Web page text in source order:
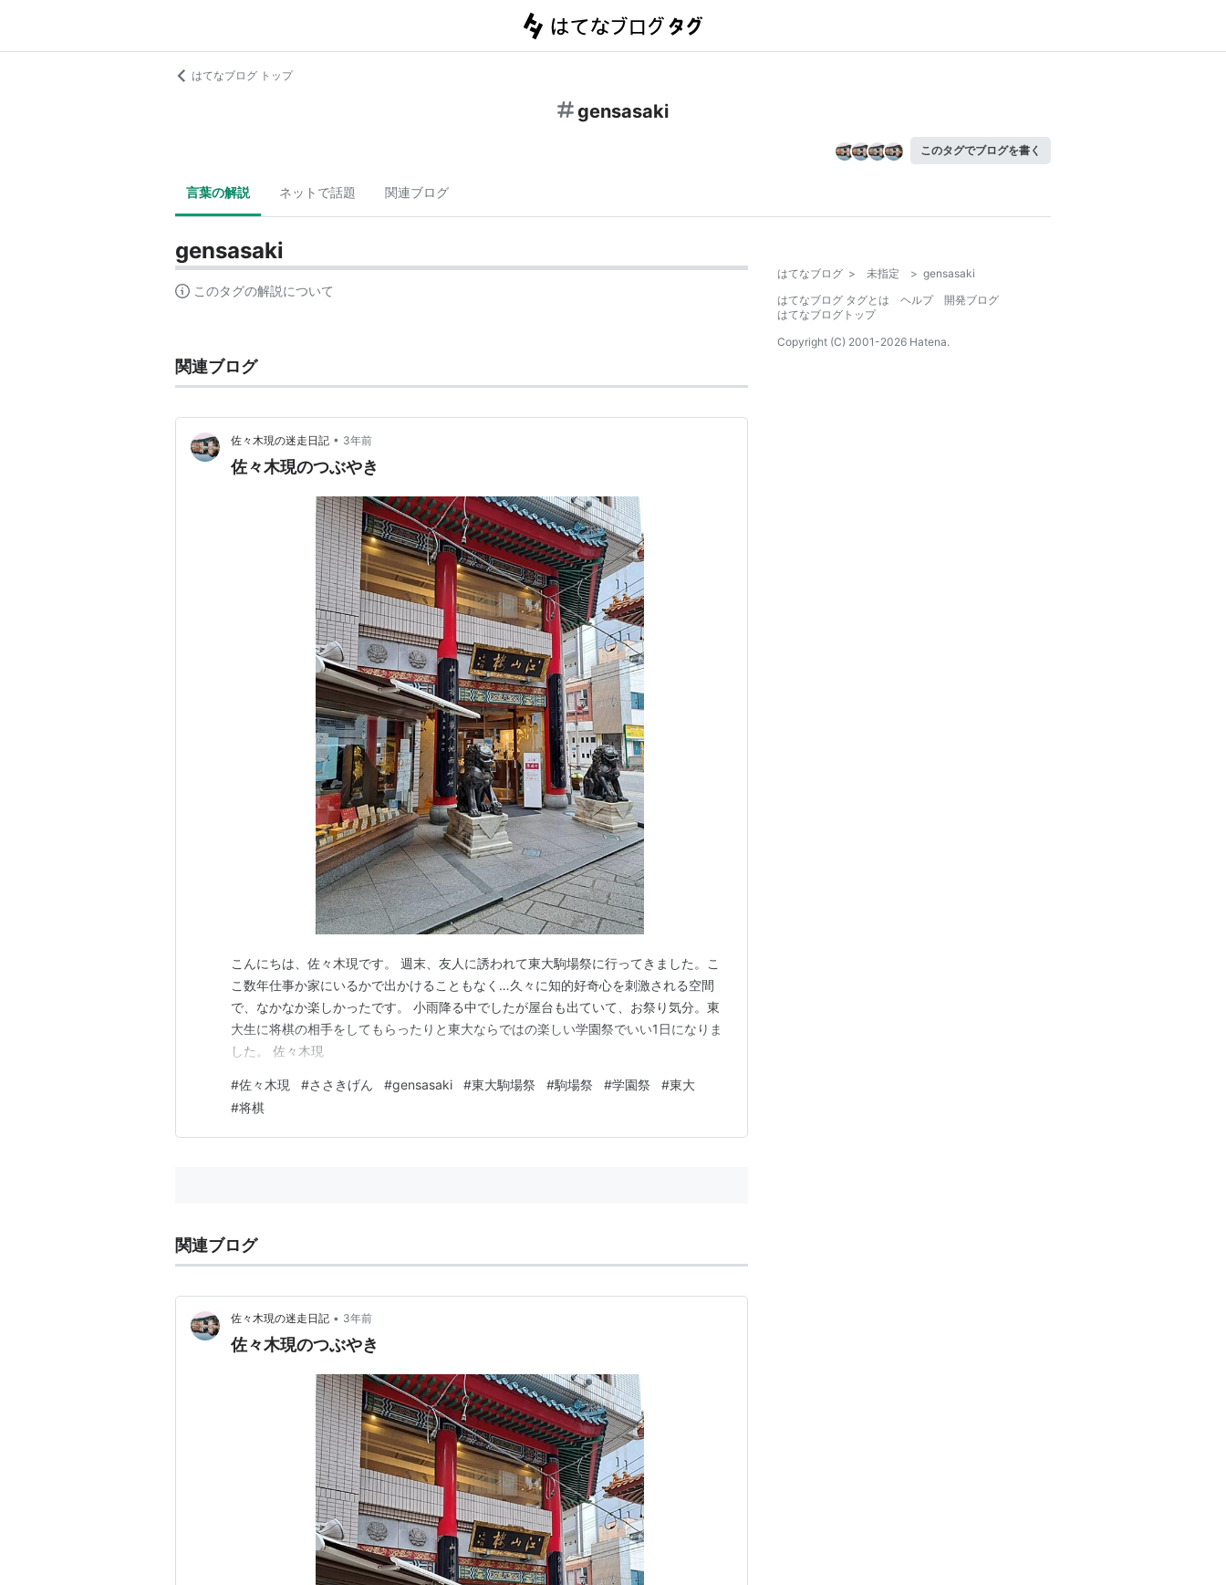
はてなブログ トップ
gensasaki
このタグでブログを書く
言葉の解説 ネットで話題 関連ブログ
gensasaki
このタグの解説について
関連ブログ
佐々木現の迷走日記 • 3年前
佐々木現のつぶやき
こんにちは、佐々木現です。 週末、友人に誘われて東大駒場祭に行ってきました。こ
こ数年仕事か家にいるかで出かけることもなく…久々に知的好奇心を刺激される空間
で、なかなか楽しかったです。 小雨降る中でしたが屋台も出ていて、お祭り気分。東
大生に将棋の相手をしてもらったりと東大ならではの楽しい学園祭でいい1日になりま
した。 佐々木現
#佐々木現 #ささきげん #gensasaki #東大駒場祭 #駒場祭 #学園祭 #東大
#将棋
関連ブログ
佐々木現の迷走日記 • 3年前
佐々木現のつぶやき
はてなブログ > 未指定 > gensasaki
はてなブログ タグとは
ヘルプ
開発ブログ
はてなブログトップ
Copyright (C) 2001-2026 Hatena.